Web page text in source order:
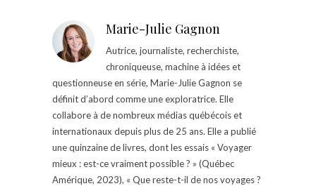
Marie-Julie Gagnon
Autrice, journaliste, recherchiste,
chroniqueuse, machine à idées et
questionneuse en série, Marie-Julie Gagnon se
définit d’abord comme une exploratrice. Elle
collabore à de nombreux médias québécois et
internationaux depuis plus de 25 ans. Elle a publié
une quinzaine de livres, dont les essais « Voyager
mieux : est-ce vraiment possible ? » (Québec
Amérique, 2023), « Que reste-t-il de nos voyages ?